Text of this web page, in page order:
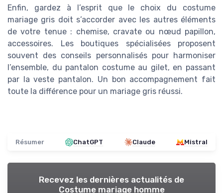
Enfin, gardez à l’esprit que le choix du costume
mariage gris doit s’accorder avec les autres éléments
de votre tenue : chemise, cravate ou nœud papillon,
accessoires. Les boutiques spécialisées proposent
souvent des conseils personnalisés pour harmoniser
l’ensemble, du pantalon costume au gilet, en passant
par la veste pantalon. Un bon accompagnement fait
toute la différence pour un mariage gris réussi.
Résumer ChatGPT Claude Mistral
Recevez les dernières actualités de
Costume mariage homme